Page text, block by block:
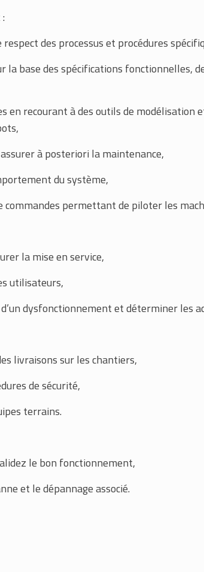
des processus et procédures
la base des spécifications fonctionnelles,
en recourant à des outils de modélisation
à posteriori la maintenance,
du système,
permettant de piloter les
la mise en service,
utilisateurs,
dysfonctionnement et déterminer les
livraisons sur les chantiers,
de sécurité,
terrains.
le bon fonctionnement,
et le dépannage associé.